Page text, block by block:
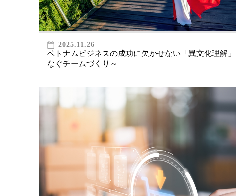
2025.11.26
ベトナムビジネスの成功に欠かせない「異文化理解
なぐチームづくり～